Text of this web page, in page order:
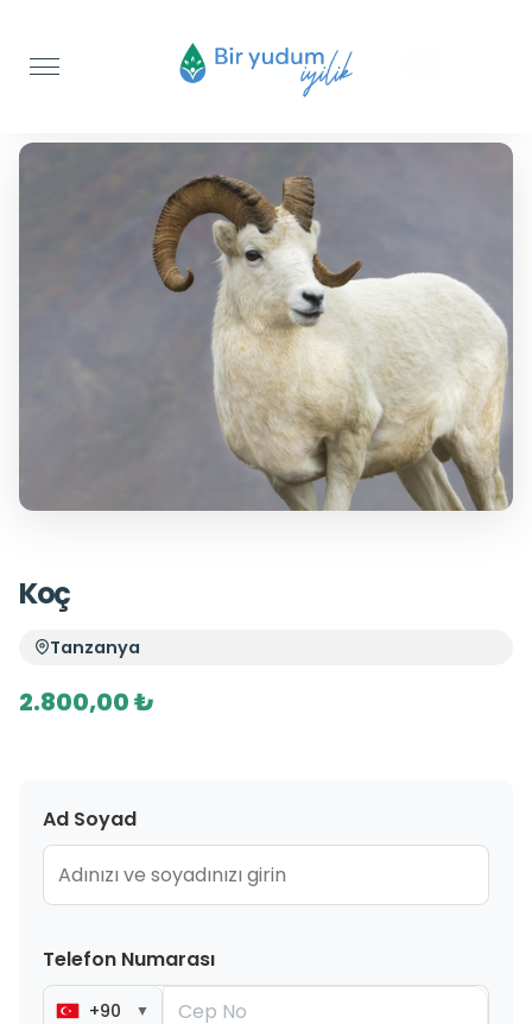
Akika Kurbanı
Koç
Tanzanya
2.800,00 ₺
Ad Soyad
Telefon Numarası
+90 ▼